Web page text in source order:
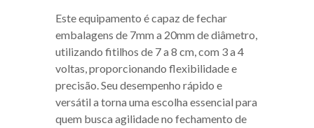
Este equipamento é capaz de fechar
embalagens de 7mm a 20mm de diâmetro,
utilizando fitilhos de 7 a 8 cm, com 3 a 4
voltas, proporcionando flexibilidade e
precisão. Seu desempenho rápido e
versátil a torna uma escolha essencial para
quem busca agilidade no fechamento de